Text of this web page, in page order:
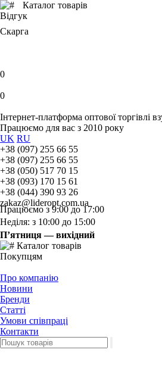
Каталог товарів
Відгук
Скарга
0
0
Інтернет-платформа оптової торгівлі
Працюємо для вас з 2010 року
UK RU
+38 (097) 255 66 55
+38 (097) 255 66 55
+38 (050) 517 70 15
+38 (093) 170 15 61
+38 (044) 390 93 26
zakaz@lideropt.com.ua
Працюємо з 9:00 до 17:00
Неділя: з 10:00 до 15:00
П’ятниця — вихідний
Каталог товарів
Покупцям
Про компанію
Новини
Бренди
Статті
Умови співпраці
Контакти